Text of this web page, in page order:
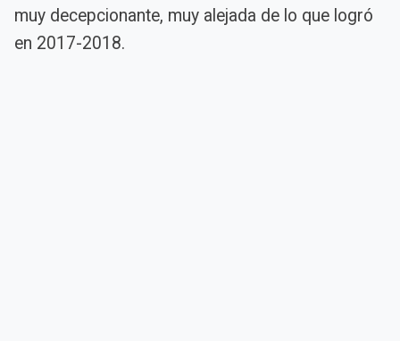
muy decepcionante, muy alejada de lo que logró
en 2017-2018.